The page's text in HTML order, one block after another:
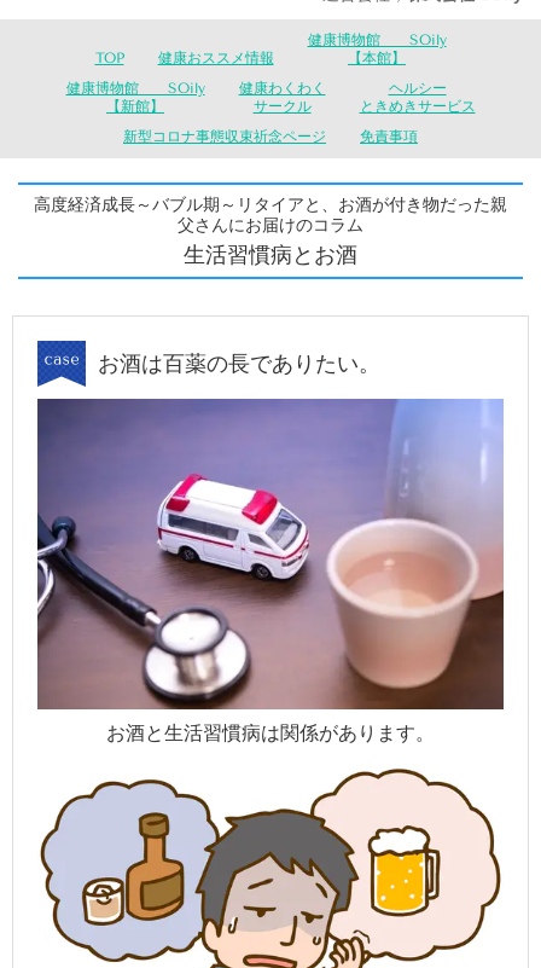
TOP 健康おススメ情報
健康博物館 SOily
【本館】
健康博物館 SOily
【新館】
健康わくわく
サークル
ヘルシー
ときめきサービス
新型コロナ事態収束祈念ページ
免責事項
高度経済成長～バブル期～リタイアと、お酒が付き物だった親
父さんにお届けのコラム
生活習慣病とお酒
お酒は百薬の長でありたい。
お酒と生活習慣病は関係があります。